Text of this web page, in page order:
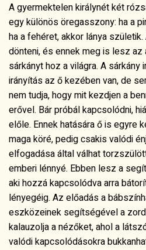
A gyermektelen királynét két
egy különös öregasszony: ha a
ha a fehéret, akkor lánya
dönteni, és ennek meg is lesz
sárkányt hoz a világra. A sárkány
irányítás az ő kezében van, de
nem tudja, hogy mit kezdjen a
erővel. Bár próbál kapcsolódni,
előle. Ennek hatására ő is egyre
maga köré, pedig csakis valódi
elfogadása által válhat
emberi lénnyé. Ebben lesz a
aki hozzá kapcsolódva arra
lényegéig. Az előadás a
eszközeinek segítségével a
kalauzolja a nézőket, ahol a
valódi kapcsolódásokra